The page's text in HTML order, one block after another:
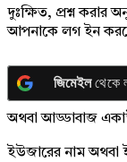
দুঃক্ষিত, প্রশ্ন করার
আপনাকে লগ ইন
জিমেইলথেকে
অথবা আড্ডাবাজ
ইউজারের নাম অথবা